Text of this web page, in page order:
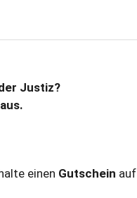
Justiz?
einen Gutschein